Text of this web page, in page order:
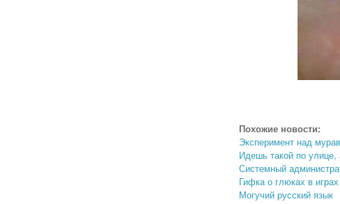
Похожие новости:
Эксперимент над
Идешь такой по улице,
Системный
Гифка о глюках в играх
Могучий русский язык